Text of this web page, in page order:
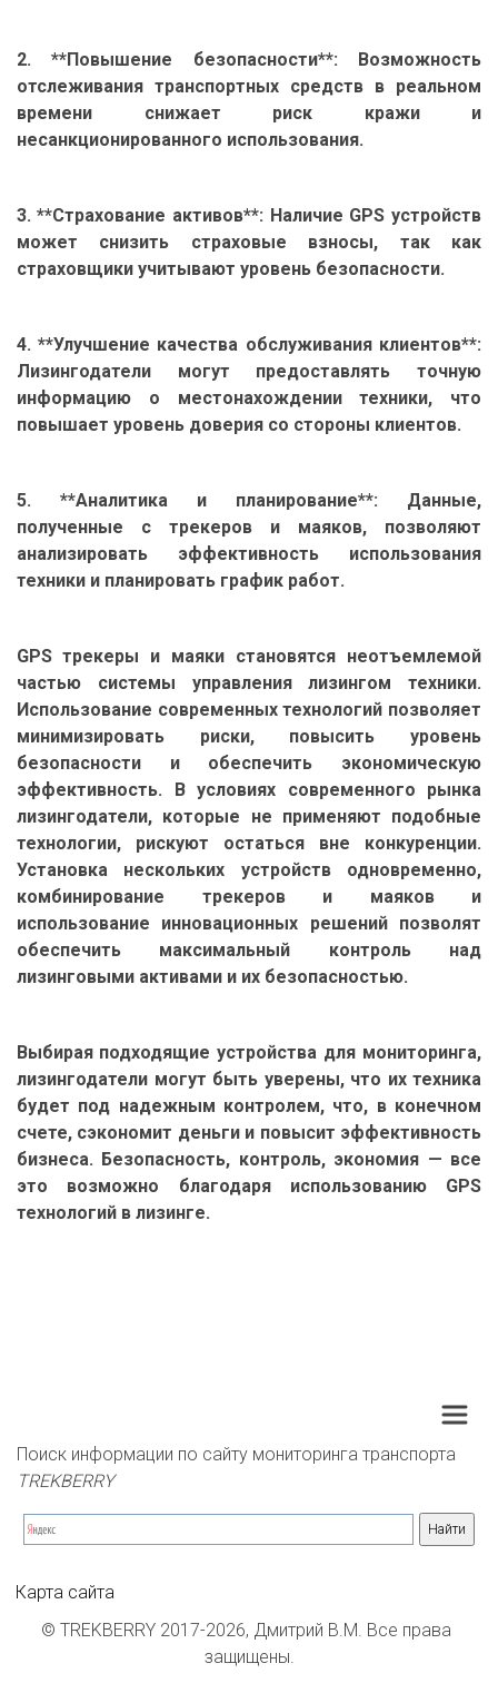
2. **Повышение безопасности**: Возможность
отслеживания транспортных средств в реальном
времени снижает риск кражи и
несанкционированного использования.
3. **Страхование активов**: Наличие GPS устройств
может снизить страховые взносы, так как
страховщики учитывают уровень безопасности.
4. **Улучшение качества обслуживания клиентов**:
Лизингодатели могут предоставлять точную
информацию о местонахождении техники, что
повышает уровень доверия со стороны клиентов.
5. **Аналитика и планирование**: Данные,
полученные с трекеров и маяков, позволяют
анализировать эффективность использования
техники и планировать график работ.
GPS трекеры и маяки становятся неотъемлемой
частью системы управления лизингом техники.
Использование современных технологий позволяет
минимизировать риски, повысить уровень
безопасности и обеспечить экономическую
эффективность. В условиях современного рынка
лизингодатели, которые не применяют подобные
технологии, рискуют остаться вне конкуренции.
Установка нескольких устройств одновременно,
комбинирование трекеров и маяков и
использование инновационных решений позволят
обеспечить максимальный контроль над
лизинговыми активами и их безопасностью.
Выбирая подходящие устройства для мониторинга,
лизингодатели могут быть уверены, что их техника
будет под надежным контролем, что, в конечном
счете, сэкономит деньги и повысит эффективность
бизнеса. Безопасность, контроль, экономия — все
это возможно благодаря использованию GPS
технологий в лизинге.
Поиск информации по сайту мониторинга транспорта
TREKBERRY
Карта сайта
© TREKBERRY 2017-2026, Дмитрий В.М. Все права
защищены.